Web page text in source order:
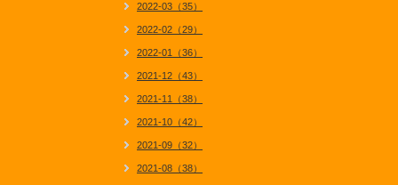
2022-03（35）
2022-02（29）
2022-01（36）
2021-12（43）
2021-11（38）
2021-10（42）
2021-09（32）
2021-08（38）